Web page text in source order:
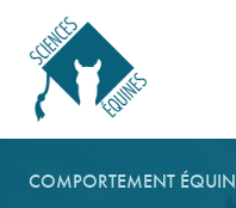
contenu
COMPORTEMENT ÉQUIN